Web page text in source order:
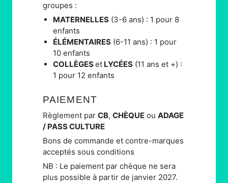
groupes :
MATERNELLES (3-6 ans) : 1 pour 8
enfants
ÉLÉMENTAIRES (6-11 ans) : 1 pour
10 enfants
COLLÈGESet LYCÉES (11 ans et +) :
1 pour 12 enfants
PAIEMENT
Règlement par CB, CHÈQUE ou ADAGE
/ PASS CULTURE
Bons de commande et contre-marques
acceptés sous conditions
NB : Le paiement par chèque ne sera
plus possible à partir de janvier 2027.